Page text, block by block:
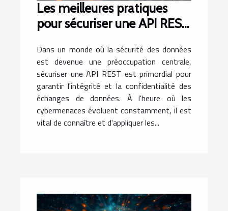
Les meilleures pratiques
pour sécuriser une API REST
Dans un monde où la sécurité des données
est devenue une préoccupation centrale,
sécuriser une API REST est primordial pour
garantir l'intégrité et la confidentialité des
échanges de données. À l'heure où les
cybermenaces évoluent constamment, il est
vital de connaître et d'appliquer les...